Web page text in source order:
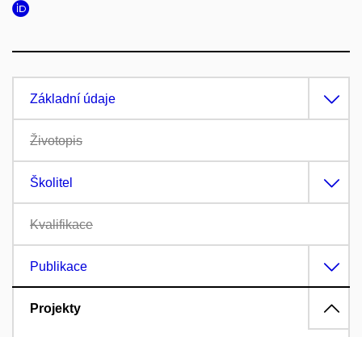
Základní údaje
Životopis
Školitel
Kvalifikace
Publikace
Projekty